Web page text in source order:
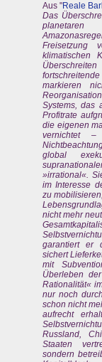
Aus "Reale
Das
planetaren
Freisetzung
klimatischen
markieren
Systems, das
Profitrate
die eigenen
vernichtet
global
»irrational«.
im Interesse
zu
nicht mehr
garantiert er
sichert
mit
Überleben
Rationalität«
nur noch
schon nicht
aufrecht
Russland,
Staaten
sondern